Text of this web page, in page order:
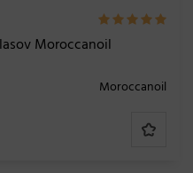
Moroccanoil
Moroccanoil